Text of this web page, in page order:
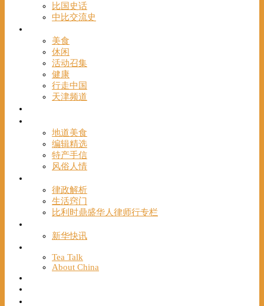
比国史话
中比交流史
美食
休闲
活动召集
健康
行走中国
天津频道
地道美食
编辑精选
特产手信
风俗人情
律政解析
生活窍门
比利时鼎盛华人律师行专栏
新华快讯
Tea Talk
About China